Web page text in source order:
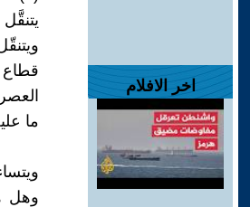
اخر الافلام
ما
وهل